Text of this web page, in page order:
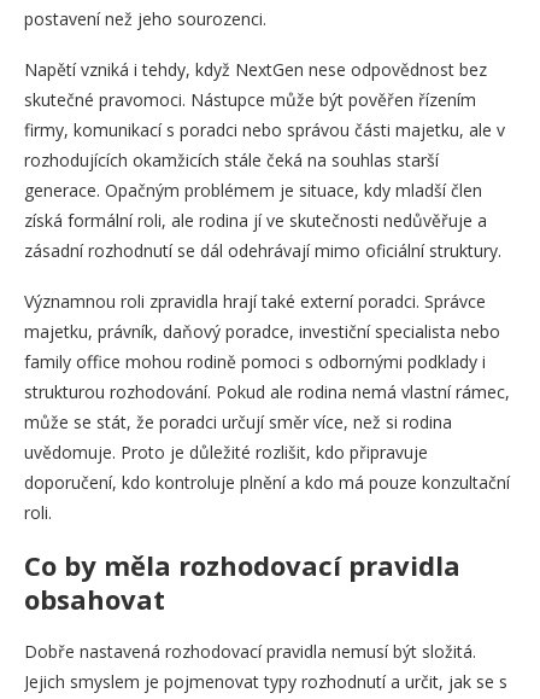
postavení než jeho sourozenci.
Napětí vzniká i tehdy, když NextGen nese odpovědnost bez
skutečné pravomoci. Nástupce může být pověřen řízením
firmy, komunikací s poradci nebo správou části majetku, ale v
rozhodujících okamžicích stále čeká na souhlas starší
generace. Opačným problémem je situace, kdy mladší člen
získá formální roli, ale rodina jí ve skutečnosti nedůvěřuje a
zásadní rozhodnutí se dál odehrávají mimo oficiální struktury.
Významnou roli zpravidla hrají také externí poradci. Správce
majetku, právník, daňový poradce, investiční specialista nebo
family office mohou rodině pomoci s odbornými podklady i
strukturou rozhodování. Pokud ale rodina nemá vlastní rámec,
může se stát, že poradci určují směr více, než si rodina
uvědomuje. Proto je důležité rozlišit, kdo připravuje
doporučení, kdo kontroluje plnění a kdo má pouze konzultační
roli.
Co by měla rozhodovací pravidla
obsahovat
Dobře nastavená rozhodovací pravidla nemusí být složitá.
Jejich smyslem je pojmenovat typy rozhodnutí a určit, jak se s